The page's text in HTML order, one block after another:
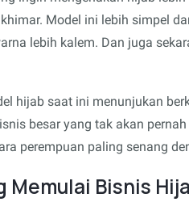
Model ini lebih simpel
lebih kalem. Dan juga
hijab saat ini menunjukan
besar yang tak akan
perempuan paling senang
Memulai Bisnis